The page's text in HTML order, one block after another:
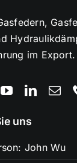
im Export.
uns
John Wu